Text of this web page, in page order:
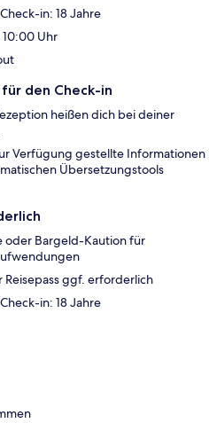
in: 18 Jahre
Uhr
den Check-in
heißen dich bei deiner
Verfügung gestellte Informationen
Übersetzungstools
oder Bargeld-Kaution für
Reisepass ggf. erforderlich
in: 18 Jahre